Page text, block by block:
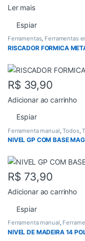
Ler mais
Espiar
Ferramentas, Ferramentas
RISCADOR FORMICA
R$ 39,90
Adicionar ao carrinho
Espiar
Ferramenta manual ,Todos,
NIVEL GP COM BASE
R$ 73,90
Adicionar ao carrinho
Espiar
Ferramenta manual,
NIVEL DE MADEIRA 14